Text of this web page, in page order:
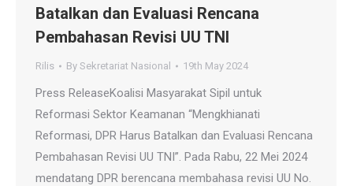
Batalkan dan Evaluasi Rencana
Pembahasan Revisi UU TNI
Rilis By Sekretariat Nasional 19th May 2024
Press ReleaseKoalisi Masyarakat Sipil untuk
Reformasi Sektor Keamanan “Mengkhianati
Reformasi, DPR Harus Batalkan dan Evaluasi Rencana
Pembahasan Revisi UU TNI”. Pada Rabu, 22 Mei 2024
mendatang DPR berencana membahasa revisi UU No.